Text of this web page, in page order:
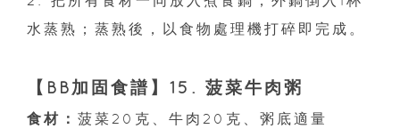
水蒸熟；蒸熟後，以食物處理機打碎即完成。
【BB加固食譜】15. 菠菜牛肉粥
食材： 菠菜20克、牛肉20克、粥底適量